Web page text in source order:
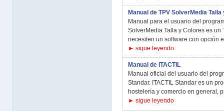
Manual de TPV SolverMedia
Manual para el usuario del
SolverMedia Talla y Colores es
necesiten un software con opción
► sigue leyendo
Manual de ITACTIL
Manual oficial del usuario del
Standar. ITACTIL Standar es un
hostelería y comercio en general,
► sigue leyendo